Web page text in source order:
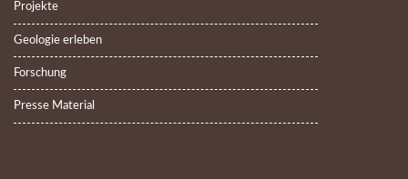
Projekte
Geologie erleben
Forschung
Presse Material